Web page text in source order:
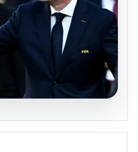
‘Şantajdan